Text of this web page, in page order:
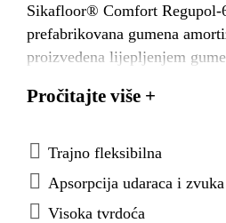
Sikafloor® Comfort Regupol-
prefabrikovana gumena
proizvedena lijepljenjem
Pročitajte više +
Trajno fleksibilna
Apsorpcija udaraca i zvuka
Visoka tvrdoća